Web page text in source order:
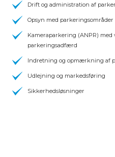
Drift og administration af
Opsyn med parkeringsområder
Kameraparkering (ANPR)
parkeringsadfærd
Indretning og opmærkning af
Udlejning og markedsføring
Sikkerhedsløsninger